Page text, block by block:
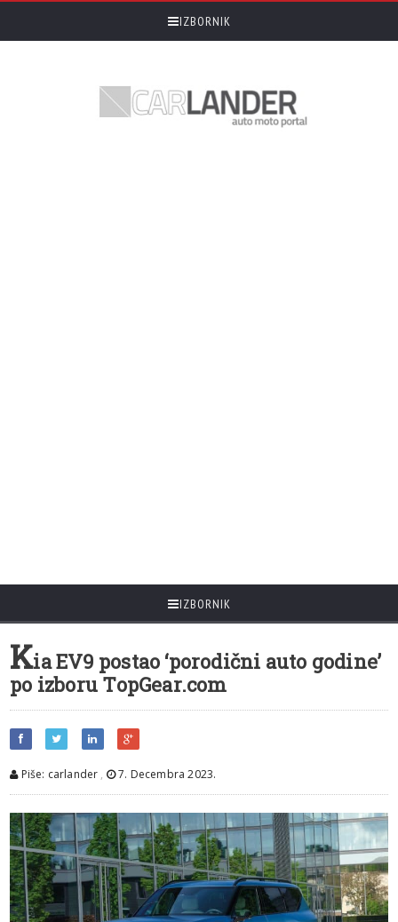
IZBORNIK
IZBORNIK
Kia EV9 postao ‘porodični auto godine’
po izboru TopGear.com
Piše: carlander , 7. Decembra 2023.